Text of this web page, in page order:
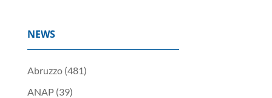
NEWS
Abruzzo(481)
ANAP(39)